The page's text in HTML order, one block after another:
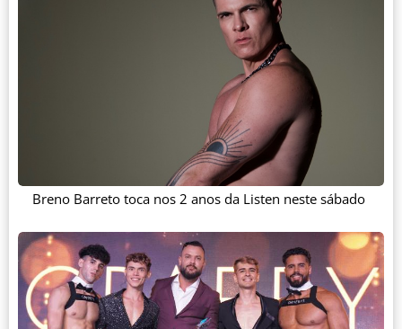
Breno Barreto toca nos 2 anos da Listen neste sábado